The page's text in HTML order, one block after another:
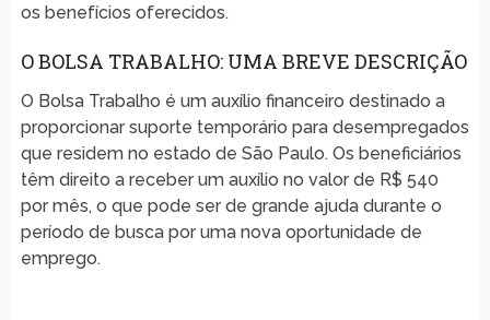
os benefícios oferecidos.
O BOLSA TRABALHO: UMA BREVE DESCRIÇÃO
O Bolsa Trabalho é um auxílio financeiro destinado a
proporcionar suporte temporário para desempregados
que residem no estado de São Paulo. Os beneficiários
têm direito a receber um auxílio no valor de R$ 540
por mês, o que pode ser de grande ajuda durante o
período de busca por uma nova oportunidade de
emprego.